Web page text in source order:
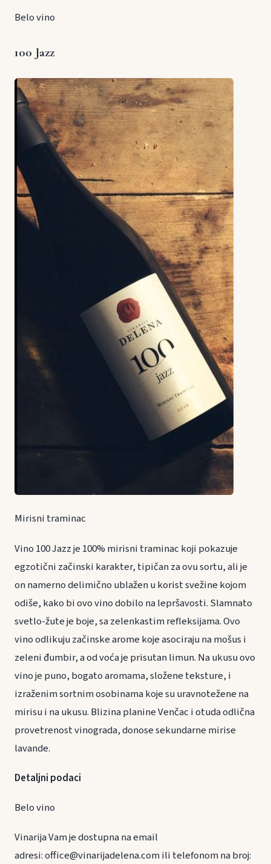
Belo vino
100 Jazz
Mirisni traminac
Vino 100 Jazz je 100% mirisni traminac koji pokazuje
egzotični začinski karakter, tipičan za ovu sortu, ali je
on namerno delimično ublažen u korist svežine kojom
odiše, kako bi ovo vino dobilo na lepršavosti. Slamnato
svetlo-žute je boje, sa zelenkastim refleksijama. Ovo
vino odlikuju začinske arome koje asociraju na mošus i
zeleni đumbir, a od voća je prisutan limun. Na ukusu ovo
vino je puno, bogato aromama, složene teksture, i
izraženim sortnim osobinama koje su uravnotežene na
mirisu i na ukusu. Blizina planine Venčac i otuda odlična
provetrenost vinograda, donose sekundarne mirise
lavande.
Detaljni podaci
Belo vino
Vinarija Vam je dostupna na email
adresi: office@vinarijadelena.com ili telefonom na broj: